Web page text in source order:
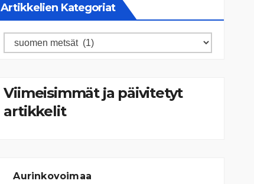
Artikkelien Kategoriat
Artikkelien
Viimeisimmät ja päivitetyt
artikkelit
Aurinkovoimaa